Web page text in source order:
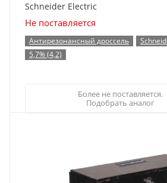
Schneider Electric
Не поставляется
Антирезонансный дроссель
5,7% (4,2)
Более не поставляется.
Подобрать аналог